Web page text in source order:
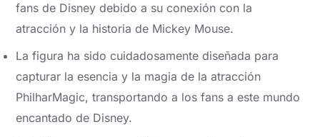
fans de Disney debido a su conexión con la
atracción y la historia de Mickey Mouse.
La figura ha sido cuidadosamente diseñada para
capturar la esencia y la magia de la atracción
PhilharMagic, transportando a los fans a este mundo
encantado de Disney.